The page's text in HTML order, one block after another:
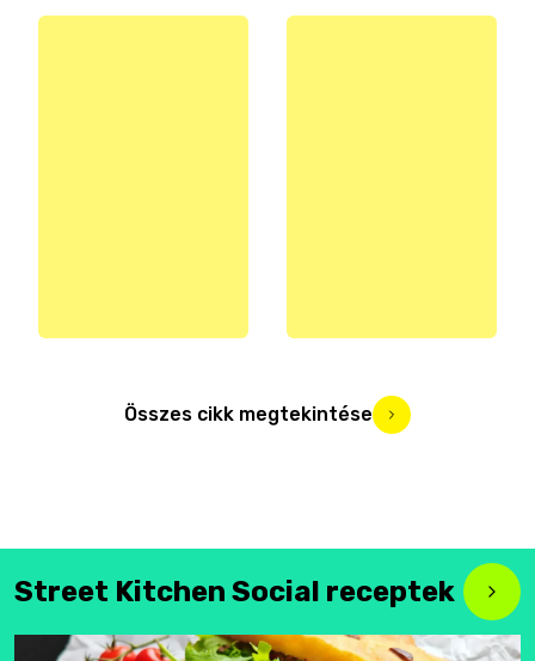
Összes cikk megtekintése
Street Kitchen Social receptek